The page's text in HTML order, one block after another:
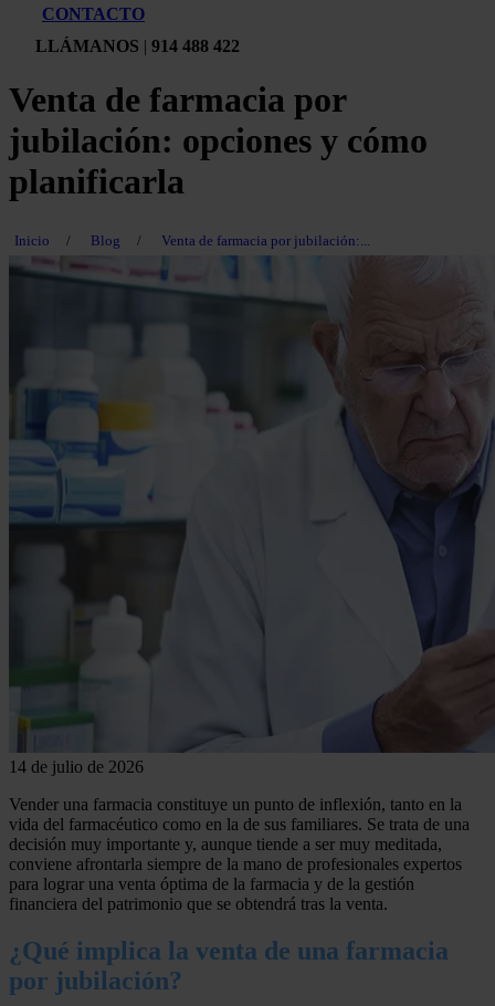
CONTACTO
LLÁMANOS | 914 488 422
Venta de farmacia por
jubilación: opciones y cómo
planificarla
Inicio / Blog / Venta de farmacia por jubilación:...
14 de julio de 2026
Vender una farmacia constituye un punto de inflexión, tanto en la
vida del farmacéutico como en la de sus familiares. Se trata de una
decisión muy importante y, aunque tiende a ser muy meditada,
conviene afrontarla siempre de la mano de profesionales expertos
para lograr una venta óptima de la farmacia y de la gestión
financiera del patrimonio que se obtendrá tras la venta.
¿Qué implica la venta de una farmacia
por jubilación?